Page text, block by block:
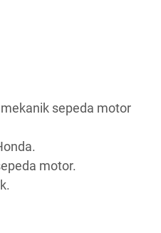
sepeda motor
motor.